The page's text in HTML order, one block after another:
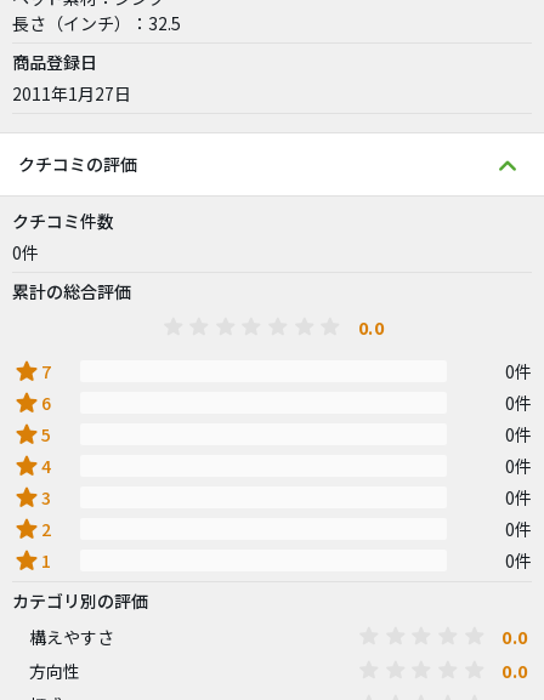
長さ（インチ）：32.5
商品登録日
2011年1月27日
クチコミの評価
クチコミ件数
0件
累計の総合評価
0.0
star 7 0件
star 6 0件
star5 0件
star4 0件
star3 0件
star 2 0件
star 1
0件
カテゴリ別の評価
構えやすさ
0.0
方向性 0.0